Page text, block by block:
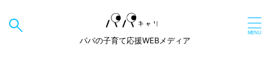
パパの子育て応援WEBメディア